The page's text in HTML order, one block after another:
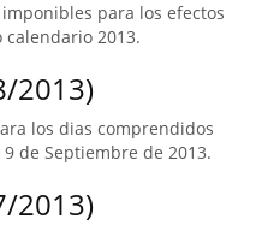
para los efectos
2013.
2013)
los dias comprendidos
de Septiembre de 2013.
2013)